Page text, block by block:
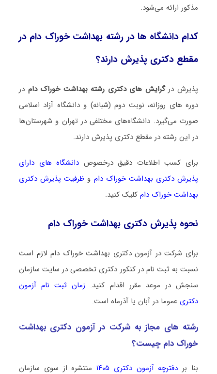
مذکور ارائه می‌شود.
کدام دانشگاه ها در رشته ﺑﻬﺪاﺷﺖ ﺧﻮراک دام در
مقطع دکتری پذیرش دارند؟
پذیرش درگرایش های دکتری رشته ﺑﻬﺪاﺷﺖ ﺧﻮراک دام در
دوره های روزانه، نوبت دوم (شبانه) و دانشگاه آزاد اسلامی
صورت می‌گیرد. دانشگاه‌های مختلفی در تهران و شهرستان‌ها
در این رشته در مقطع دکتری پذیرش دارند.
برای کسب اطلاعات دقیق درخصوص دانشگاه های دارای
پذیرش دکتری ﺑﻬﺪاﺷﺖ ﺧﻮراک دام و ظرفیت پذیرش دکتری
ﺑﻬﺪاﺷﺖ ﺧﻮراک دامکلیک کنید.
نحوه پذیرش دکتری ﺑﻬﺪاﺷﺖ ﺧﻮراک دام
برای شرکت در آزمون دکتری ﺑﻬﺪاﺷﺖ ﺧﻮراک دام لازم است
نسبت به ثبت نام در کنکور دکتری تخصصی در سایت سازمان
سنجش در موعد مقرر اقدام کنید. زمان ثبت نام آزمون
دکتری عموما در آبان یا آذرماه است.
رشته­ های مجاز به شرکت در آزمون دکتری ﺑﻬﺪاﺷﺖ
ﺧﻮراک دام چیست؟
بنا بر دفترچه آزمون دکتری ۱۴۰۵ منتشره از سوی سازمان